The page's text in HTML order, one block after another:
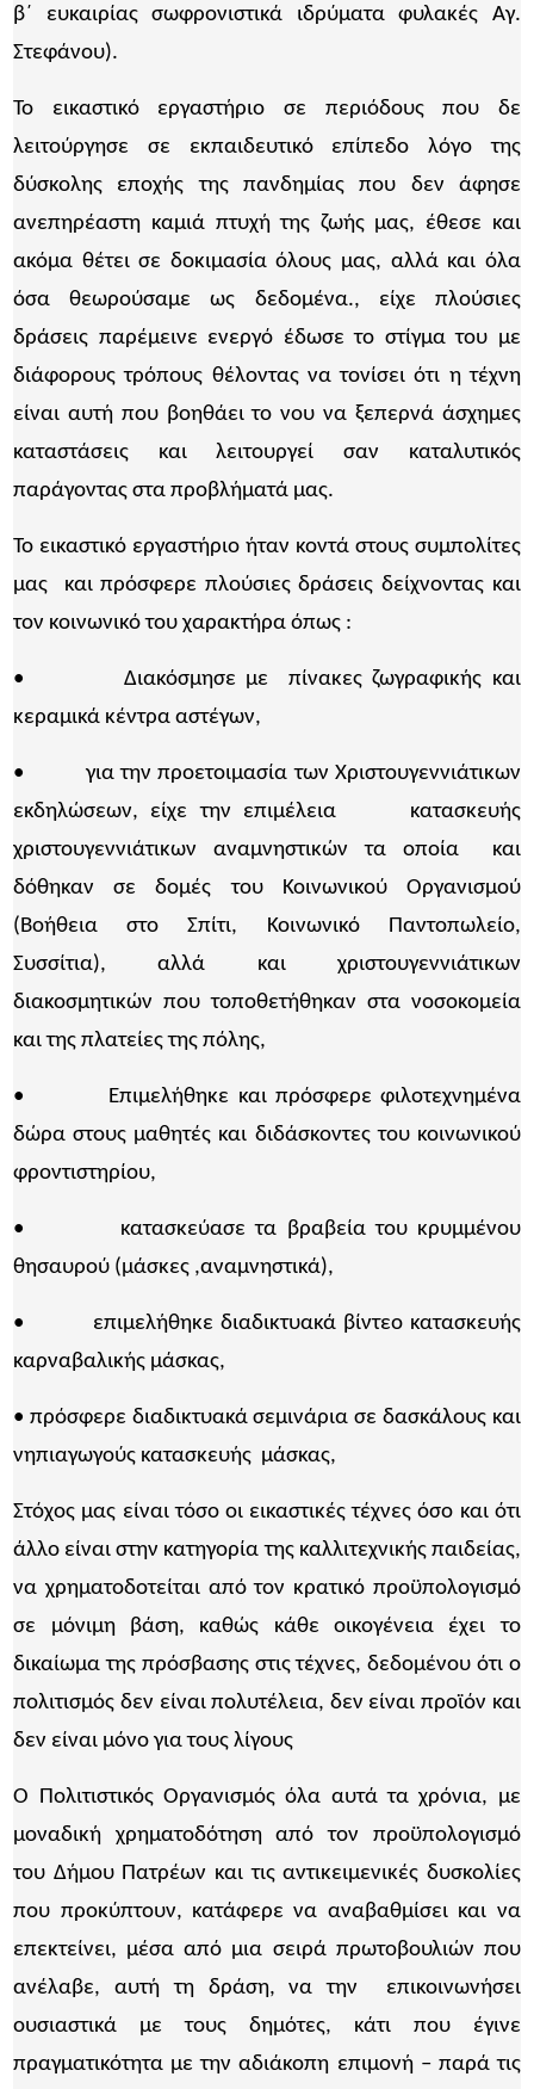
β΄ ευκαιρίας σωφρονιστικά ιδρύματα φυλακές Αγ.
Στεφάνου).
Το εικαστικό εργαστήριο σε περιόδους που δε
λειτούργησε σε εκπαιδευτικό επίπεδο λόγο της
δύσκολης εποχής της πανδημίας που δεν άφησε
ανεπηρέαστη καμιά πτυχή της ζωής μας, έθεσε και
ακόμα θέτει σε δοκιμασία όλους μας, αλλά και όλα
όσα θεωρούσαμε ως δεδομένα., είχε πλούσιες
δράσεις παρέμεινε ενεργό έδωσε το στίγμα του με
διάφορους τρόπους θέλοντας να τονίσει ότι η τέχνη
είναι αυτή που βοηθάει το νου να ξεπερνά άσχημες
καταστάσεις και λειτουργεί σαν καταλυτικός
παράγοντας στα προβλήματά μας.
Το εικαστικό εργαστήριο ήταν κοντά στους συμπολίτες
μας και πρόσφερε πλούσιες δράσεις δείχνοντας και
τον κοινωνικό του χαρακτήρα όπως :
• Διακόσμησε με πίνακες ζωγραφικής και
κεραμικά κέντρα αστέγων,
• για την προετοιμασία των Χριστουγεννιάτικων
εκδηλώσεων, είχε την επιμέλεια κατασκευής
χριστουγεννιάτικων αναμνηστικών τα οποία και
δόθηκαν σε δομές του Κοινωνικού Οργανισμού
(Βοήθεια στο Σπίτι, Κοινωνικό Παντοπωλείο,
Συσσίτια), αλλά και χριστουγεννιάτικων
διακοσμητικών που τοποθετήθηκαν στα νοσοκομεία
και της πλατείες της πόλης,
• Επιμελήθηκε και πρόσφερε φιλοτεχνημένα
δώρα στους μαθητές και διδάσκοντες του κοινωνικού
φροντιστηρίου,
• κατασκεύασε τα βραβεία του κρυμμένου
θησαυρού (μάσκες ,αναμνηστικά),
• επιμελήθηκε διαδικτυακά βίντεο κατασκευής
καρναβαλικής μάσκας,
• πρόσφερε διαδικτυακά σεμινάρια σε δασκάλους και
νηπιαγωγούς κατασκευής μάσκας,
Στόχος μας είναι τόσο οι εικαστικές τέχνες όσο και ότι
άλλο είναι στην κατηγορία της καλλιτεχνικής παιδείας,
να χρηματοδοτείται από τον κρατικό προϋπολογισμό
σε μόνιμη βάση, καθώς κάθε οικογένεια έχει το
δικαίωμα της πρόσβασης στις τέχνες, δεδομένου ότι ο
πολιτισμός δεν είναι πολυτέλεια, δεν είναι προϊόν και
δεν είναι μόνο για τους λίγους
Ο Πολιτιστικός Οργανισμός όλα αυτά τα χρόνια, με
μοναδική χρηματοδότηση από τον προϋπολογισμό
του Δήμου Πατρέων και τις αντικειμενικές δυσκολίες
που προκύπτουν, κατάφερε να αναβαθμίσει και να
επεκτείνει, μέσα από μια σειρά πρωτοβουλιών που
ανέλαβε, αυτή τη δράση, να την επικοινωνήσει
ουσιαστικά με τους δημότες, κάτι που έγινε
πραγματικότητα με την αδιάκοπη επιμονή – παρά τις